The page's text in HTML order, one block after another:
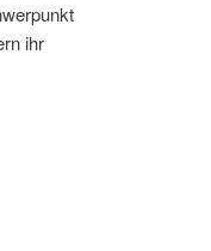
ihr